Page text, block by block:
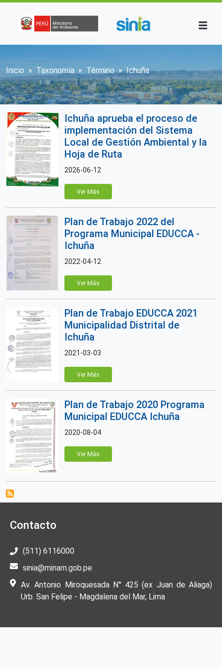
Sobrescribir enlaces de ayuda a la
Inicio Taxonomía Término Ichuña
Ichuña aprueba el proceso de
implementación del Sistema
Local de Gestión Ambiental y la
Hoja de Ruta
2026-06-12
Ver Más
Plan de Trabajo 2022 del
Programa Municipal EDUCCA -
Ichuña
2022-04-12
Ver Más
Plan de Trabajo EDUCCA 2021
Municipalidad Distrital de
Ichuña
2021-03-03
Ver Más
Plan de Trabajo 2020 Programa
Municipal EDUCCA Ichuña
2020-08-04
Ver Más
Contacto
(511) 6116000
sinia@minam.gob.pe
Av. Antonio Miroquesada N° 425 (ex Juan de Aliaga)
Urb. San Felipe - Magdalena del Mar, Lima